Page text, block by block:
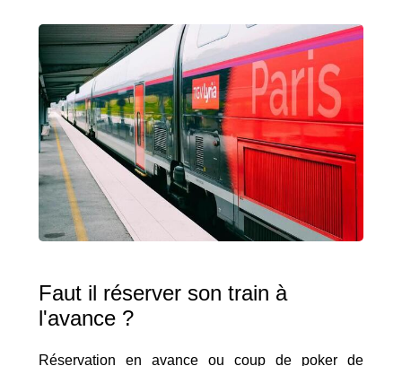
Faut il réserver son train à
l'avance ?
Réservation en avance ou coup de poker de